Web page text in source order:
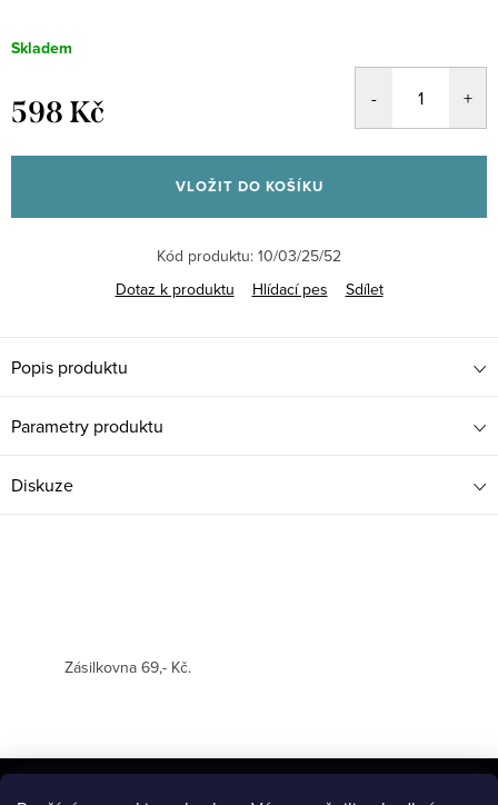
Skladem
598 Kč
cena:
VLOŽIT DO KOŠÍKU
Kód produktu: 10/03/25/52
Dotaz k produktu
Hlídací pes Sdílet
Popis produktu
Parametry produktu
Diskuze
Zásilkovna 69,- Kč.
Z